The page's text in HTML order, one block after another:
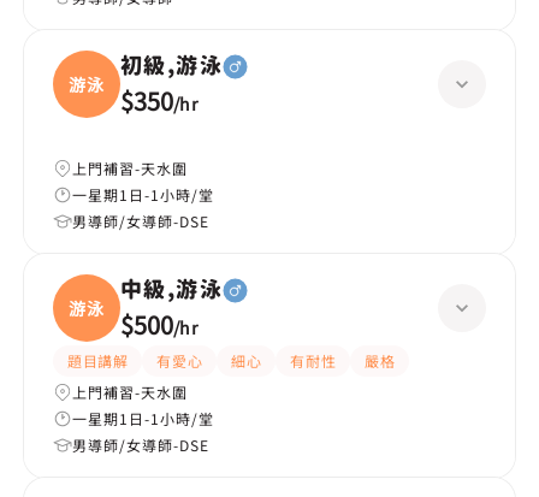
游泳
初級,游泳
$350/hr
上門補習-天水圍
一星期1日-1小時/堂
男導師/女導師-DSE
游泳
中級,游泳
$500/hr
題目講解 有愛心 細心 有耐性
嚴格
上門補習-天水圍
一星期1日-1小時/堂
男導師/女導師-DSE